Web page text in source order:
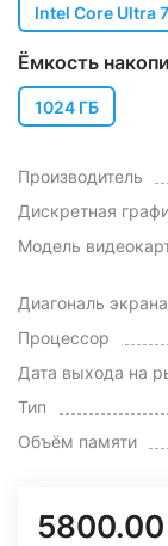
Intel Core Ultra
Ёмкость
1024 ГБ
Производитель
Дискретная
Модель
Диагональ экрана
Процессор
Дата выхода на
Тип
Объём памяти
5800.00